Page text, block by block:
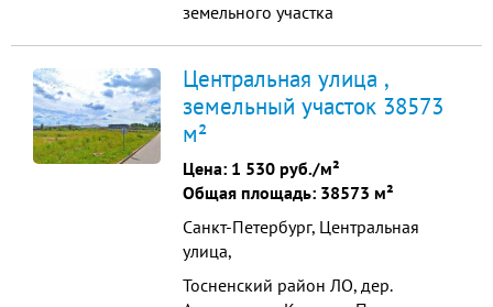
земельного участка
участка промышленного
назначения, общая площадь -
38573 м2. Все коммуникации по
границе участка: газ, вода, тепло,
канализация. Собственность Физ.
Лица Электричество 150 ...
Центральная улица ,
земельный участок 38573
м²
Цена: 1 530 руб./м²
Общая площадь: 38573 м²
Санкт-Петербург, Центральная
улица,
Тосненский район ЛО, дер.